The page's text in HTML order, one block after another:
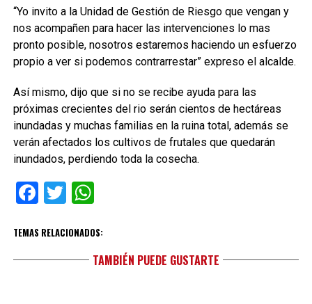
“Yo invito a la Unidad de Gestión de Riesgo que vengan y
nos acompañen para hacer las intervenciones lo mas
pronto posible, nosotros estaremos haciendo un esfuerzo
propio a ver si podemos contrarrestar” expreso el alcalde.
Así mismo, dijo que si no se recibe ayuda para las
próximas crecientes del rio serán cientos de hectáreas
inundadas y muchas familias en la ruina total, además se
verán afectados los cultivos de frutales que quedarán
inundados, perdiendo toda la cosecha.
Facebook
TwitterWhatsApp
TEMAS RELACIONADOS:
TAMBIÉN PUEDE GUSTARTE